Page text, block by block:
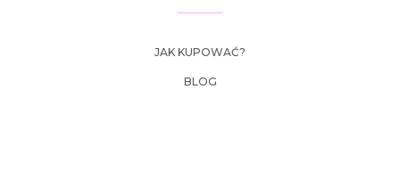
JAK KUPOWAĆ?
BLOG